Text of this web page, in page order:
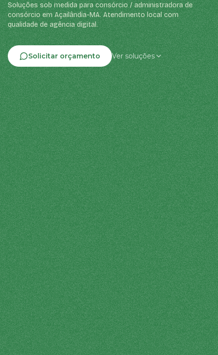
Soluções sob medida para consórcio / administradora de
consórcio em Açailândia-MA. Atendimento local com
qualidade de agência digital.
Solicitar orçamento Ver soluções